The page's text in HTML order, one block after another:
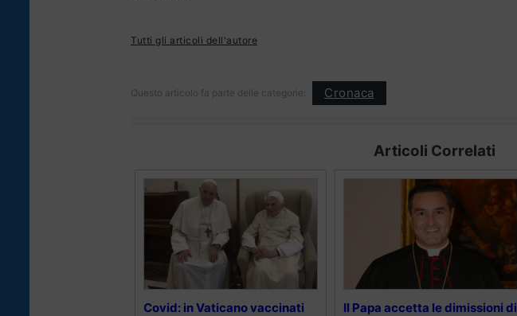
Tutti gli articoli dell'autore
Questo articolo fa parte delle categorie: Cronaca
Articoli Correlati
Covid: in Vaticano vaccinati
Il Papa accetta le dimissioni di